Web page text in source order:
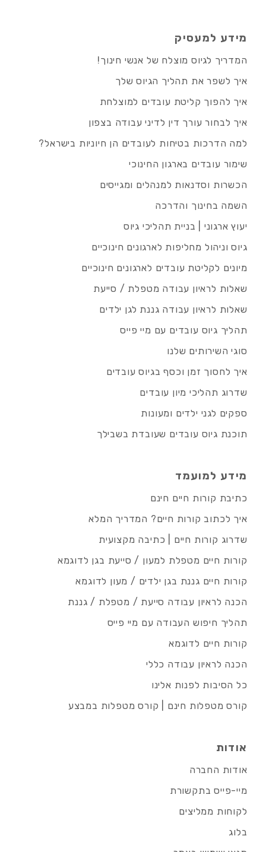
מידע למעסיק
המדריך לגיוס מוצלח של אנשי חינוך!
איך לשפר את תהליך הגיוס שלך
איך להפוך קליטת עובדים למוצלחת
איך לבחור עורך דין לדיני עבודה בצפון
למה הדרכות בטיחות לעובדים הן חיוניות בישראל?
שימור עובדים בארגון החינוכי
הכשרות וסדנאות למנהלים ומגייסים
השמה בחינוך והדרכה
יעוץ ארגוני | בניית תהליכי גיוס
גיוס וניהול מחליפות לארגונים חינוכיים
מיונים לקליטת עובדים לארגונים חינוכיים
שאלות לראיון עבודה מטפלת / סייעת
שאלות לראיון עבודה גננת לגן ילדים
תהליך גיוס עובדים עם מיי פייס
סוגי השירותים שלנו
איך לחסוך זמן וכסף בגיוס עובדים
שדרוג תהליכי מיון עובדים
ספקים לגני ילדים ומעונות
תוכנת גיוס עובדים שעובדת בשבילך
מידע למועמד
כתיבת קורות חיים חינם
איך לכתוב קורות חיים? המדריך המלא
שדרוג קורות חיים | כתיבה מקצועית
קורות חיים מטפלת למעון / סייעת בגן לדוגמא
קורות חיים גננת בגן ילדים / מעון לדוגמא
הכנה לראיון עבודה סייעת / מטפלת / גננת
תהליך חיפוש העבודה עם מיי פייס
קורות חיים לדוגמא
הכנה לראיון עבודה כללי
כל הסיבות לפנות אלינו
קורס מטפלות חינם | קורס מטפלות במבצע
אודות
אודות החברה
מיי-פייס בתקשורת
לקוחות ממליצים
בלוג